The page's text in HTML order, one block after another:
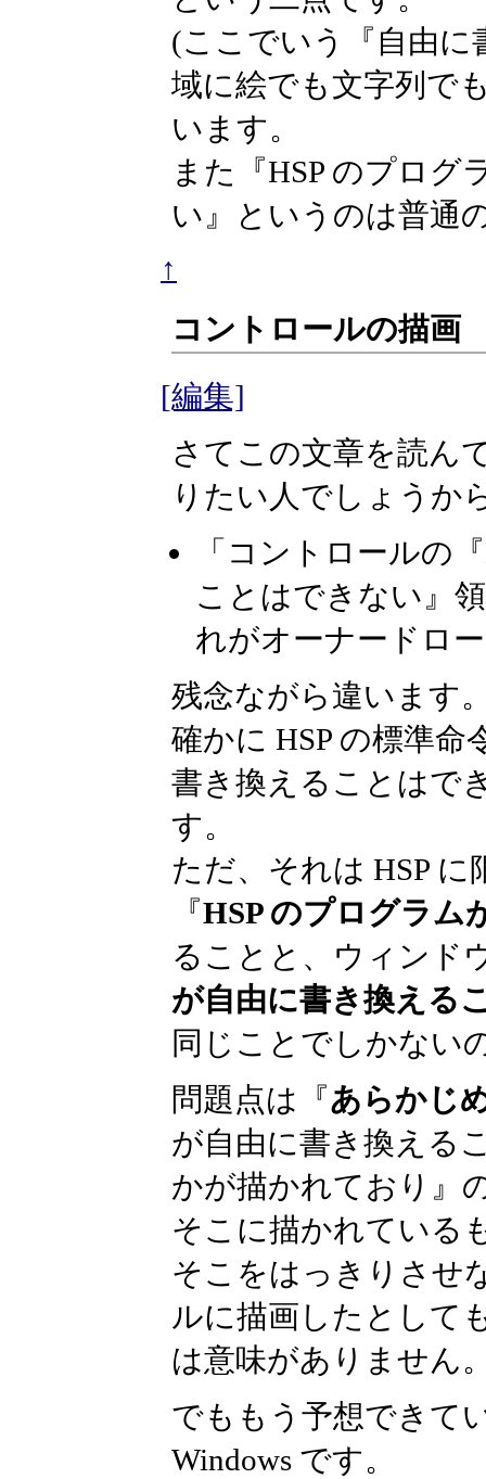
(ここでいう『自由に
域に絵でも文字列で
います。
また『HSP のプロ
い』というのは普通
↑
コントロールの描画
[編集]
さてこの文章を読ん
りたい人でしょうか
「コントロールの
ことはできない』
れがオーナードロ
残念ながら違います
確かに HSP の標準命
書き換えることはで
す。
ただ、それは HSP
『HSP のプログラム
ることと、ウィンド
が自由に書き換える
同じことでしかない
問題点は『あらかじ
が自由に書き換える
かが描かれており』
そこに描かれている
そこをはっきりさせ
ルに描画したとして
は意味がありません
でももう予想できて
Windows です。